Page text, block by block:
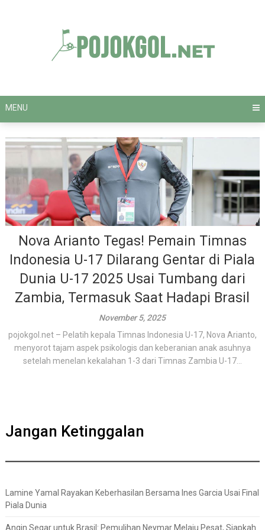
MENU
Nova Arianto Tegas! Pemain Timnas
Indonesia U-17 Dilarang Gentar di Piala
Dunia U-17 2025 Usai Tumbang dari
Zambia, Termasuk Saat Hadapi Brasil
November 5, 2025
pojokgol.net – Pelatih kepala Timnas Indonesia U-17, Nova Arianto,
menyorot tajam aspek psikologis dan keberanian anak asuhnya
setelah menelan kekalahan 1-3 dari Timnas Zambia U-17...
Jangan Ketinggalan
Lamine Yamal Rayakan Keberhasilan Bersama Ines Garcia Usai Final
Piala Dunia
Angin Segar untuk Brasil: Pemulihan Neymar Melaju Pesat, Siapkah